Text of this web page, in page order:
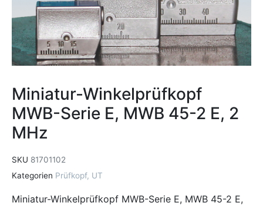
Miniatur-Winkelprüfkopf
MWB-Serie E, MWB 45-2 E, 2
MHz
SKU 81701102
Kategorien Prüfkopf, UT
Miniatur-Winkelprüfkopf MWB-Serie E, MWB 45-2 E,